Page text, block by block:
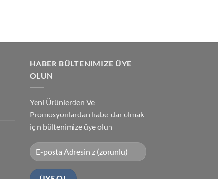
HABER BÜLTENIMIZE ÜYE
OLUN
Yeni Ürünlerden Ve
Promosyonlardan haberdar olmak
için bültenimize üye olun